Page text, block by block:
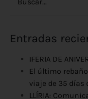
Entradas
¡FERIA DE
El último
viaje de 35 días
LLÍRIA: